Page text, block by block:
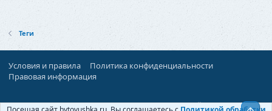
Теги
Условия и правила
Политика конфиденциальности
Правовая информация
При поддержке:«Территория Дискуссий»